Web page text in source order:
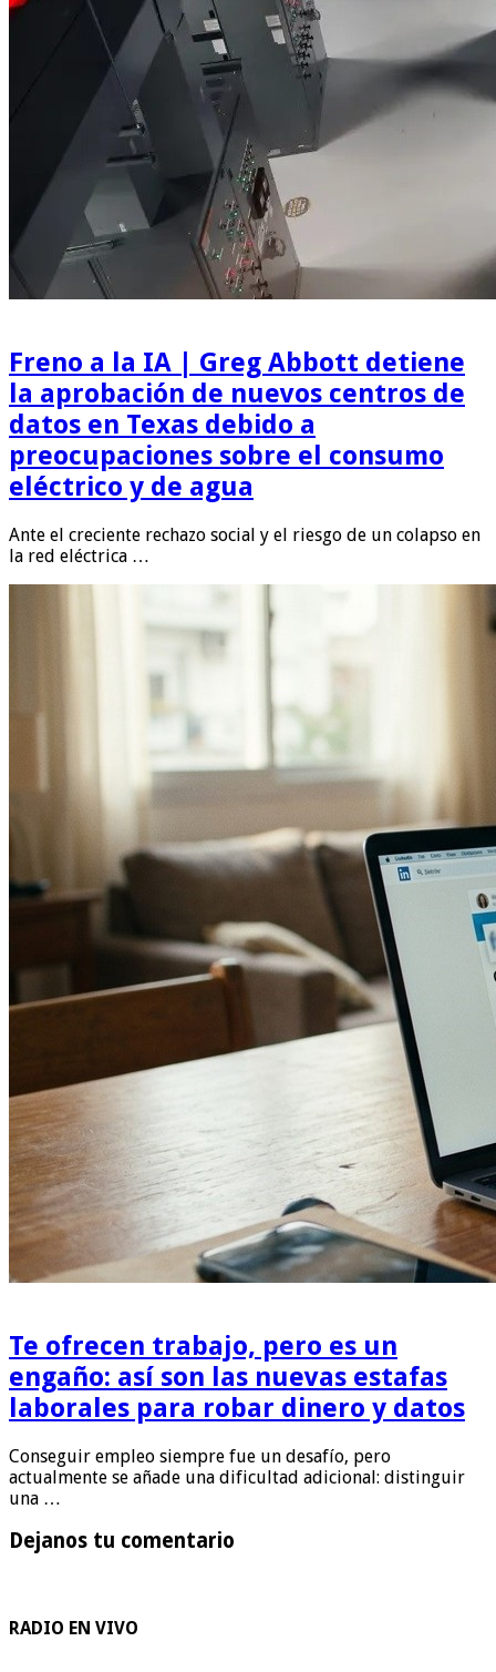
Freno a la IA | Greg Abbott detiene
la aprobación de nuevos centros de
datos en Texas debido a
preocupaciones sobre el consumo
eléctrico y de agua
Ante el creciente rechazo social y el riesgo de un colapso en
la red eléctrica …
Te ofrecen trabajo, pero es un
engaño: así son las nuevas estafas
laborales para robar dinero y datos
Conseguir empleo siempre fue un desafío, pero
actualmente se añade una dificultad adicional: distinguir
una …
Dejanos tu comentario
RADIO EN VIVO